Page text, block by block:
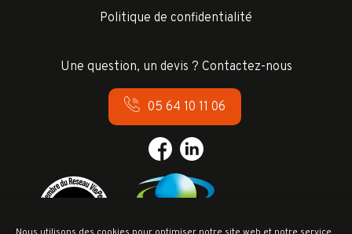
Politique de confidentialité
Une question, un devis ? Contactez-nous
05 64 10 11 06